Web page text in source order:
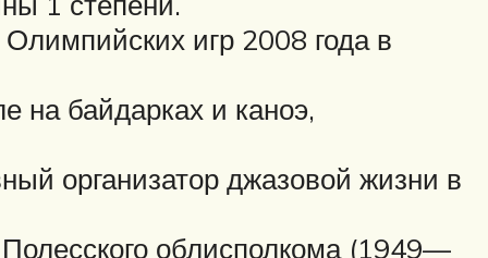
игр 2008 года в
на байдарках и каноэ,
организатор джазовой жизни в
облисполкома (1949—